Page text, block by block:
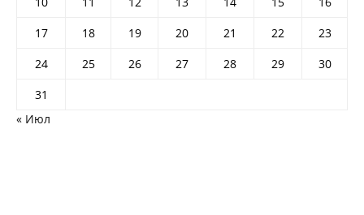
17
18 19 20 21 22
23
24
25 26 27 28 29
30
31
« Июл